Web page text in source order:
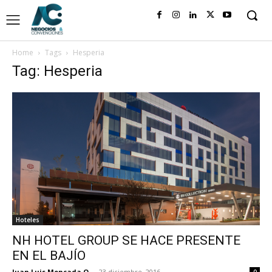
Home Tags Hesperia
Tag: Hesperia
Hoteles
NH HOTEL GROUP SE HACE PRESENTE
EN EL BAJÍO